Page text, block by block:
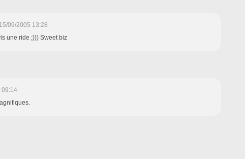
15/09/2005 13:28
une ride ;))) Sweet biz
09:14